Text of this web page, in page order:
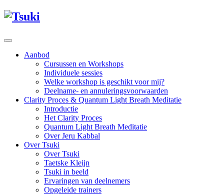
Aanbod
Cursussen en Workshops
Individuele sessies
Welke workshop is geschikt voor mij?
Deelname- en annuleringsvoorwaarden
Clarity Proces & Quantum Light Breath Meditatie
Introductie
Het Clarity Proces
Quantum Light Breath Meditatie
Over Jeru Kabbal
Over Tsuki
Over Tsuki
Taetske Kleijn
Tsuki in beeld
Ervaringen van deelnemers
Opgeleide trainers